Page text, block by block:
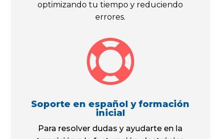
optimizando tu tiempo y reduciendo
errores.

Soporte en español y formación
inicial
Para resolver dudas y ayudarte en la